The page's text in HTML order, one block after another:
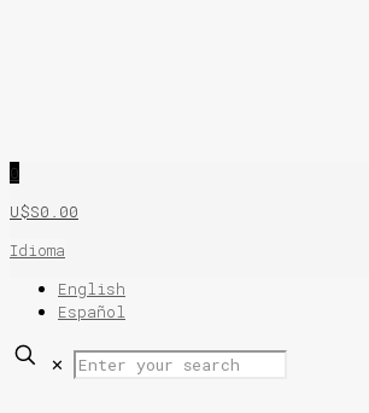
0
U$S0.00
Idioma
English
Español
✕